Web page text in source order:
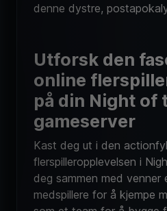
denne dystre,
Utforsk den
online
på din Night of
gameserver
Kast deg ut i den
flerspilleropplevelsen i
deg sammen med venner
medspillere for å kjempe